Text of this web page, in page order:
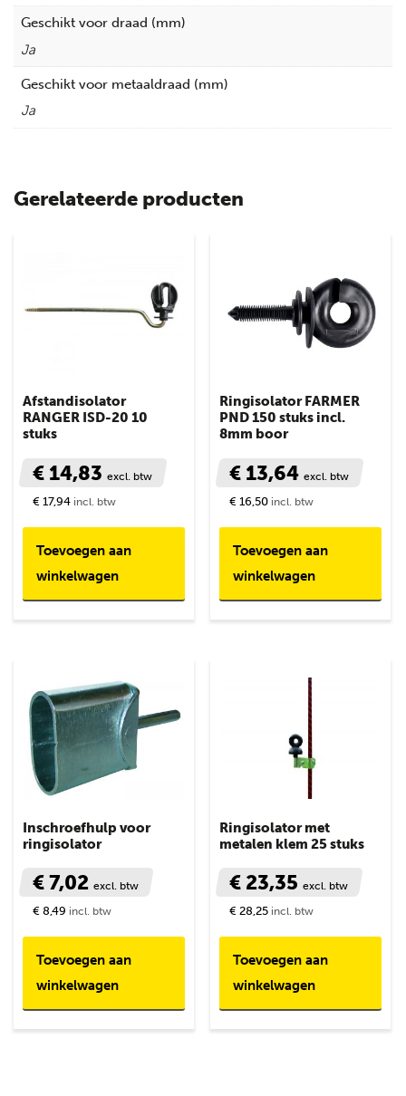
Geschikt voor draad (mm)
Ja
Geschikt voor metaaldraad (mm)
Ja
Gerelateerde producten
Afstandisolator
RANGER ISD-20 10
stuks
€ 14,83 excl. btw
€ 17,94 incl. btw
Toevoegen aan
winkelwagen
Ringisolator FARMER
PND 150 stuks incl.
8mm boor
€ 13,64excl. btw
€ 16,50 incl. btw
Toevoegen aan
winkelwagen
Inschroefhulp voor
ringisolator
€ 7,02 excl. btw
€ 8,49 incl. btw
Toevoegen aan
winkelwagen
Ringisolator met
metalen klem 25 stuks
€ 23,35excl. btw
€ 28,25 incl. btw
Toevoegen aan
winkelwagen